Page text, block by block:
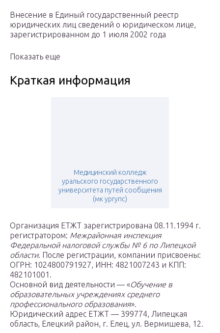
Внесение в Единый государственный реестр
юридических лиц сведений о юридическом лице,
зарегистрированном до 1 июля 2002 года
Показать еще
Краткая информация
Медицинский колледж
уральского государственного
университета путей сообщения
(мк ургупс)
Организация ЕТЖТ зарегистрирована 08.11.1994 г.
регистратором: Межрайонная инспекция
Федеральной налоговой службы № 6 по Липецкой
области. После регистрации, компании присвоены:
ОГРН: 1024800791927, ИНН: 4821007243 и КПП:
482101001.
Основной вид деятельности — «Обучение в
образовательных учреждениях среднего
профессионального образования».
Юридический адрес ЕТЖТ — 399774, Липецкая
область, Елецкий район, г. Елец, ул. Вермишева, 12.